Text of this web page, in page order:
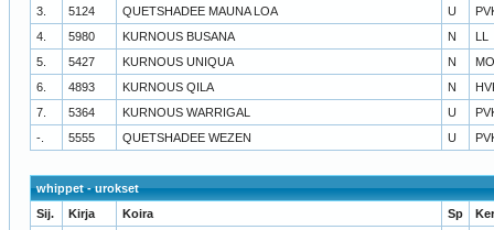
3.
5124 QUETSHADEE MAUNA LOA U
4.
5980 KURNOUS BUSANA N
LL
5.
5427 KURNOUS UNIQUA N
6.
4893 KURNOUS QILA N
7.
5364 KURNOUS WARRIGAL U
-.
5555 QUETSHADEE WEZEN U
whippet - urokset
Sij.
Kirja Koira Sp